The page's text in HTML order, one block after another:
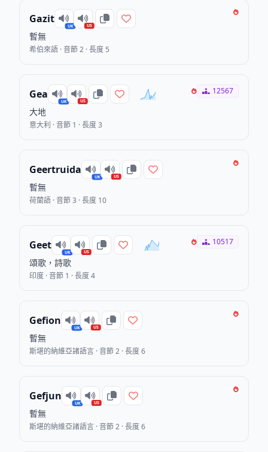
Gazit
UK US
暫無
希伯來語 · 音節 2 · 長度 5
Gea
UK US
大地
意大利 · 音節 1 · 長度 3
12567
Geertruida
UK US
暫無
荷蘭語 · 音節 3 · 長度 10
Geet
UK US
頌歌，詩歌
印度 · 音節 1 · 長度 4
10517
Gefion
UK US
暫無
斯堪的納維亞諸語言 · 音節 2 · 長度 6
Gefjun
UK US
暫無
斯堪的納維亞諸語言 · 音節 2 · 長度 6